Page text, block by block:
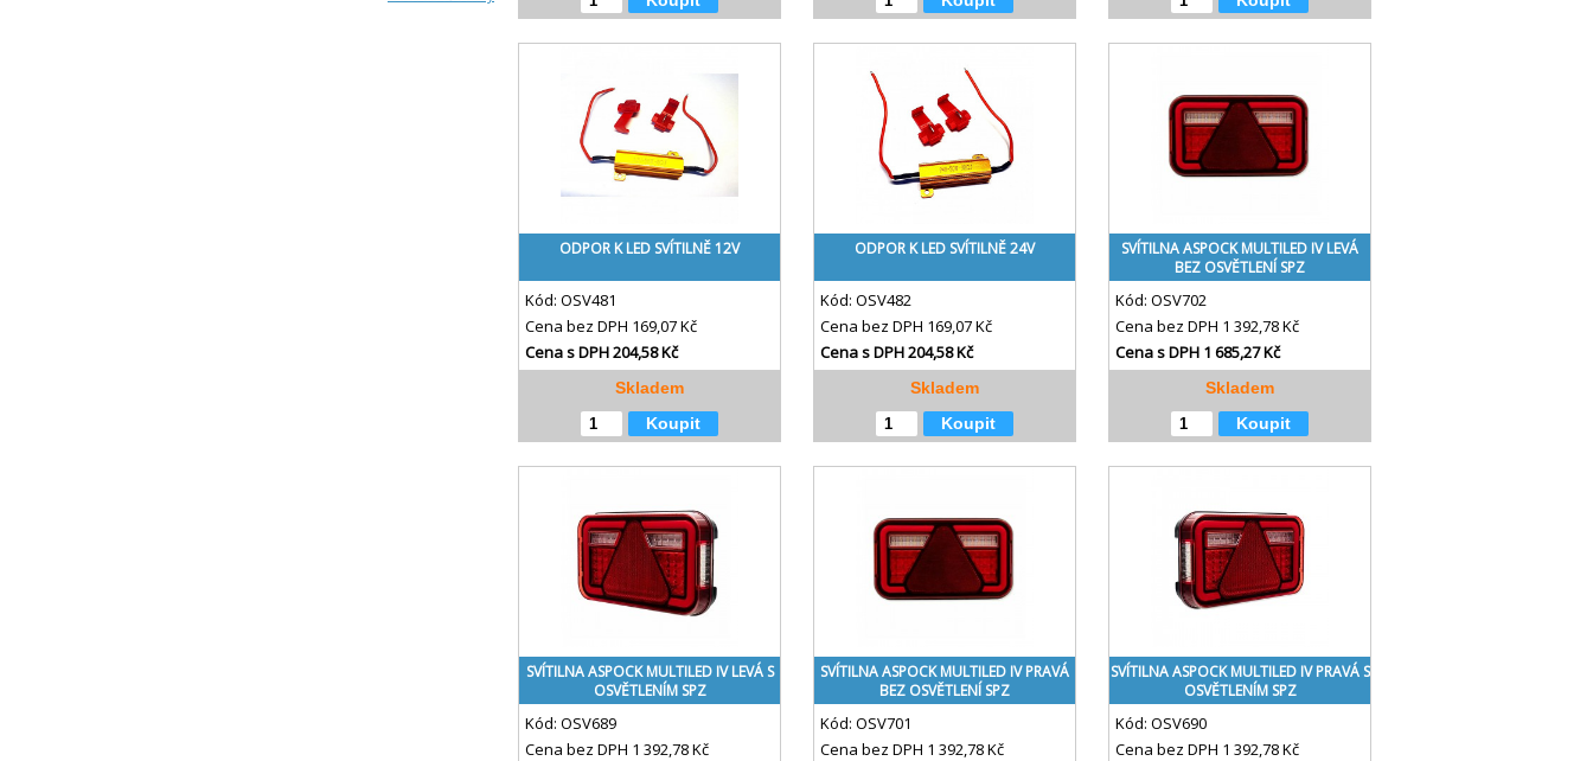
ODPOR K LED SVÍTILNĚ 12V
Kód: OSV481
Cena bez DPH 169,07 Kč
Cena s DPH204,58 Kč
Skladem
Koupit
ODPOR K LED SVÍTILNĚ 24V
Kód: OSV482
Cena bez DPH 169,07 Kč
Cena s DPH204,58 Kč
Skladem
Koupit
SVÍTILNA ASPOCK MULTILED IV LEVÁ
BEZ OSVĚTLENÍ SPZ
Kód: OSV702
Cena bez DPH 1 392,78 Kč
Cena s DPH 1 685,27 Kč
Skladem
Koupit
SVÍTILNA ASPOCK MULTILED IV LEVÁ S
OSVĚTLENÍM SPZ
Kód: OSV689
Cena bez DPH 1 392,78 Kč
SVÍTILNA ASPOCK MULTILED IV PRAVÁ
BEZ OSVĚTLENÍ SPZ
Kód: OSV701
Cena bez DPH 1 392,78 Kč
SVÍTILNA ASPOCK MULTILED IV PRAVÁ S
OSVĚTLENÍM SPZ
Kód: OSV690
Cena bez DPH 1 392,78 Kč